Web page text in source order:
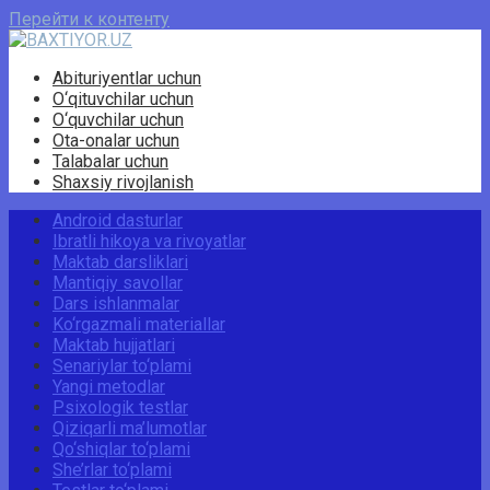
Перейти к контенту
Abituriyentlar uchun
O‘qituvchilar uchun
O‘quvchilar uchun
Ota-onalar uchun
Talabalar uchun
Shaxsiy rivojlanish
Android dasturlar
Ibratli hikoya va rivoyatlar
Maktab darsliklari
Mantiqiy savollar
Dars ishlanmalar
Ko‘rgazmali materiallar
Maktab hujjatlari
Senariylar to‘plami
Yangi metodlar
Psixologik testlar
Qiziqarli ma’lumotlar
Qo‘shiqlar to‘plami
She’rlar to‘plami